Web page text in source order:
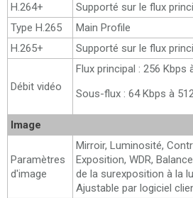
H.264+
Supporté sur le flux
Type H.265
Main Profile
H.265+
Supporté sur le flux
Débit vidéo
Flux principal : 256 Kbps
Sous-flux : 64 Kbps à
Image
Paramètres
d'image
Mirroir, Luminosité,
Exposition, WDR,
de la surexposition à la
Ajustable par logiciel